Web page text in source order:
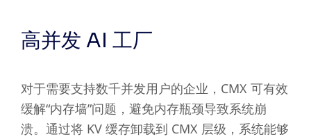
高并发 AI 工厂
对于需要支持数千并发用户的企业，CMX 可有效
缓解“内存墙”问题，避免内存瓶颈导致系统崩
溃。通过将 KV 缓存卸载到 CMX 层级，系统能够